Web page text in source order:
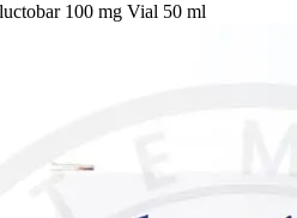
100 mg Vial 50 ml